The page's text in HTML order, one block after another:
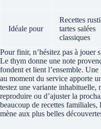
Idéale pour
Recettes
tartes salées
classiques
Pour finir, n’hésitez pas à jouer
Le thym donne une note
fondent et lient l’ensemble.
au moment du service apporte
testez une variante inhabituelle,
reproduire ou d’ajuster la
beaucoup de recettes
mène aux plus belles